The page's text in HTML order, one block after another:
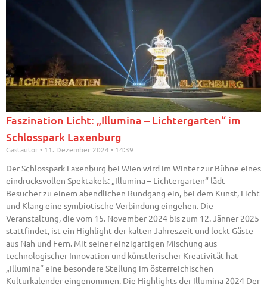
Faszination Licht: „Illumina – Lichtergarten“ im
Schlosspark Laxenburg
Gastautor 11. Dezember 2024 14:39
Der Schlosspark Laxenburg bei Wien wird im Winter zur Bühne eines
eindrucksvollen Spektakels: „Illumina – Lichtergarten“ lädt
Besucher zu einem abendlichen Rundgang ein, bei dem Kunst, Licht
und Klang eine symbiotische Verbindung eingehen. Die
Veranstaltung, die vom 15. November 2024 bis zum 12. Jänner 2025
stattfindet, ist ein Highlight der kalten Jahreszeit und lockt Gäste
aus Nah und Fern. Mit seiner einzigartigen Mischung aus
technologischer Innovation und künstlerischer Kreativität hat
„Illumina“ eine besondere Stellung im österreichischen
Kulturkalender eingenommen. Die Highlights der Illumina 2024 Der